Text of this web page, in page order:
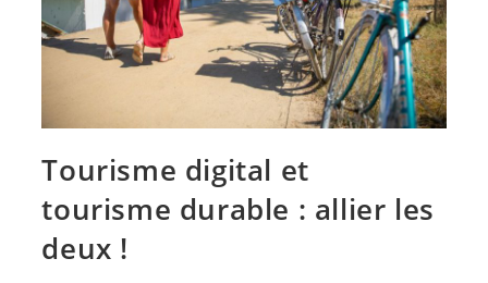
Tourisme digital et
tourisme durable : allier les
deux !